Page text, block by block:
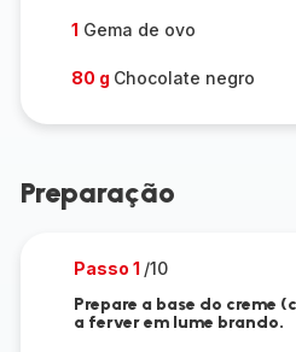
1 Gema de ovo
80 g Chocolate negro
Preparação
Passo 1 /10
Prepare a base do creme
a ferver em lume brando.